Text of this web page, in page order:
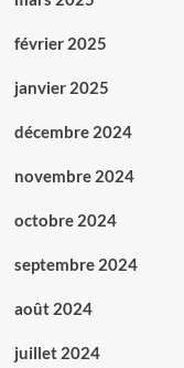
février 2025
janvier 2025
décembre 2024
novembre 2024
octobre 2024
septembre 2024
août 2024
juillet 2024